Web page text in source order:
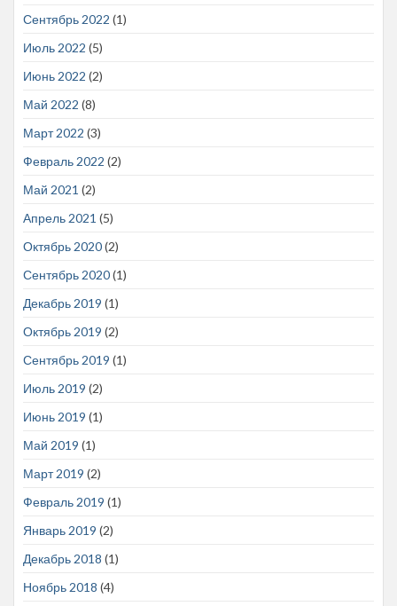
Сентябрь 2022 (1)
Июль 2022 (5)
Июнь 2022 (2)
Май 2022 (8)
Март 2022 (3)
Февраль 2022 (2)
Май 2021 (2)
Апрель 2021 (5)
Октябрь 2020(2)
Сентябрь 2020(1)
Декабрь 2019 (1)
Октябрь 2019 (2)
Сентябрь 2019 (1)
Июль 2019 (2)
Июнь 2019 (1)
Май 2019 (1)
Март 2019 (2)
Февраль 2019 (1)
Январь 2019 (2)
Декабрь 2018 (1)
Ноябрь 2018 (4)